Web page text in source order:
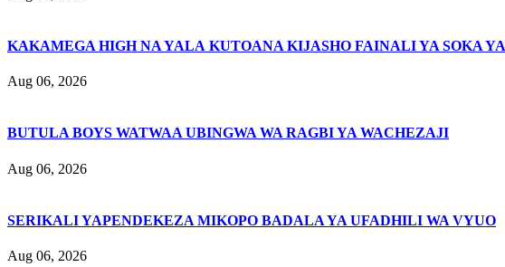
KAKAMEGA HIGH NA YALA KUTOANA KIJASHO FAINALI YA SOKA YA
Aug 06, 2026
BUTULA BOYS WATWAA UBINGWA WA RAGBI YA WACHEZAJI
Aug 06, 2026
SERIKALI YAPENDEKEZA MIKOPO BADALA YA UFADHILI WA VYUO
Aug 06, 2026